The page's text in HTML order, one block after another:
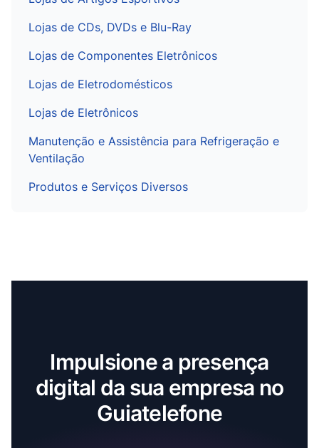
Lojas de CDs, DVDs e Blu-Ray
Lojas de Componentes Eletrônicos
Lojas de Eletrodomésticos
Lojas de Eletrônicos
Manutenção e Assistência para Refrigeração e
Ventilação
Produtos e Serviços Diversos
Impulsione a presença
digital da sua empresa no
Guiatelefone